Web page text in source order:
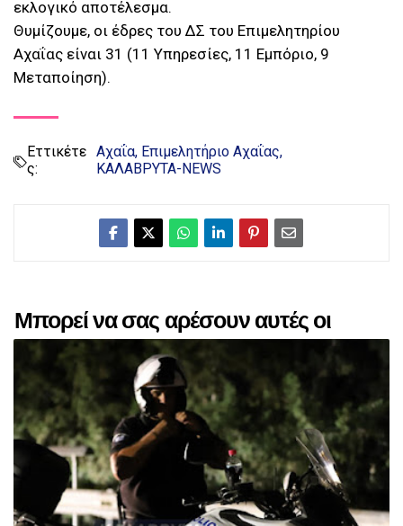
εκλογικό αποτέλεσμα.
Θυμίζουμε, οι έδρες του ΔΣ του Επιμελητηρίου
Αχαΐας είναι 31 (11 Υπηρεσίες, 11 Εμπόριο, 9
Μεταποίηση).
Εττικέτε
ς:
Αχαΐα Επιμελητήριο Αχαΐας
ΚΑΛΑΒΡΥΤΑ-NEWS
Μπορεί να σας αρέσουν αυτές οι
αναρτήσεις